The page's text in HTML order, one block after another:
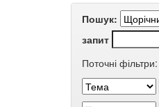
Пошук:
запит
Поточні фільтри: